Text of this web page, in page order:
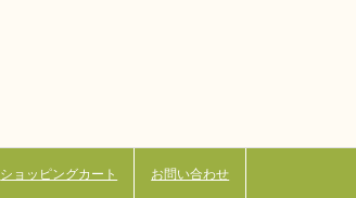
ショッピングカート お問い合わせ